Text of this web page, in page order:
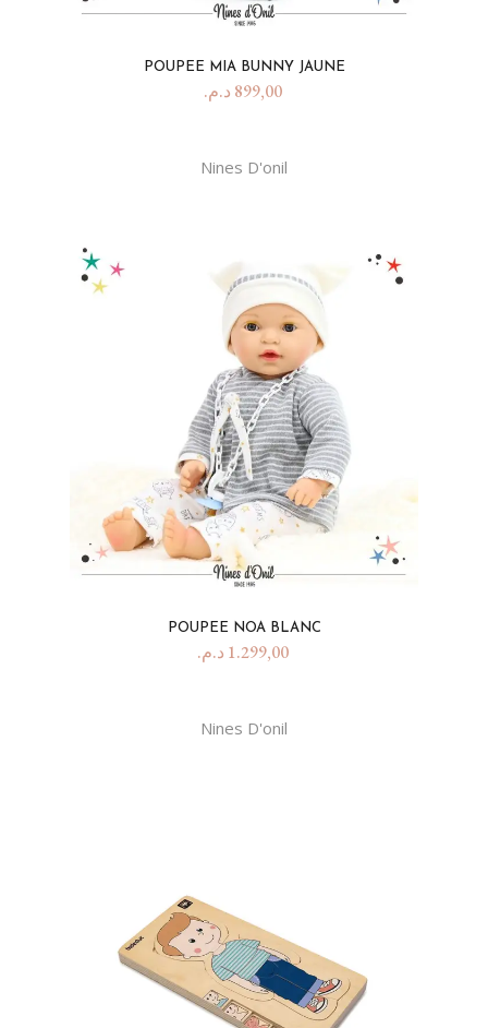
POUPEE MIA BUNNY JAUNE
899,00 د.م.
Nines D'onil
POUPEE NOA BLANC
1.299,00 د.م.
Nines D'onil